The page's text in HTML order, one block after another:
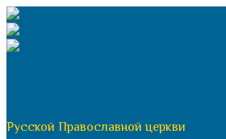
Перейти
к
содержимому
Русской Православной церкви